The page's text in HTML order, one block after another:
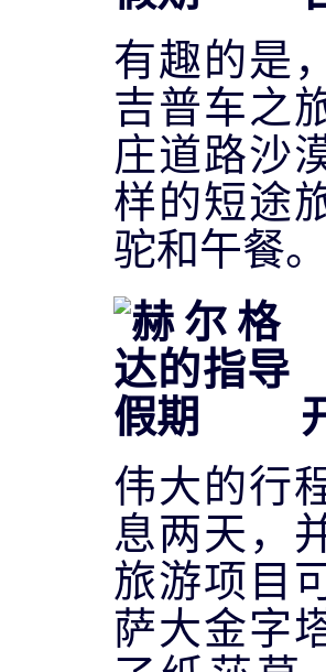
有趣的是
吉普车之
庄道路沙
样的短途
驼和午餐
伟大的行
息两天，
旅游项目
萨大金字